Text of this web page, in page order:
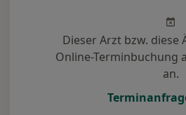
Dieser Arzt bzw. diese
Online-Terminbuchung
an.